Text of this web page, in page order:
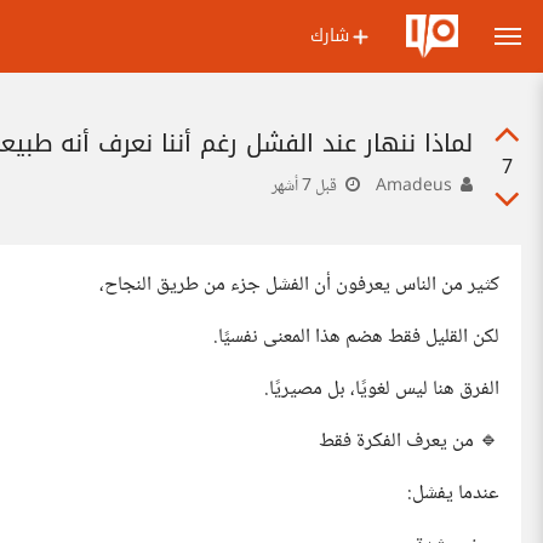
شارك
7
لماذا ننهار عند الفشل رغم أننا نعرف أنه
قبل 7 أشهر
كثير من الناس يعرفون أن الفشل جزء من طريق النجاح،
لكن القليل فقط هضم هذا المعنى نفسيًا.
الفرق هنا ليس لغويًا، بل مصيريًا.
🔹 من يعرف الفكرة فقط
عندما يفشل: